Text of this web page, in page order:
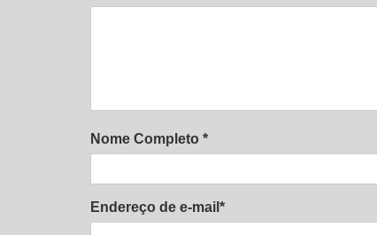
Nome Completo *
Endereço de e-mail*